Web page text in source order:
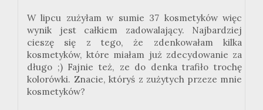
W lipcu zużyłam w sumie 37 kosmetyków więc
wynik jest całkiem zadowalający. Najbardziej
cieszę się z tego, że zdenkowałam kilka
kosmetyków, które miałam już zdecydowanie za
długo ;) Fajnie też, ze do denka trafiło trochę
kolorówki. Znacie, któryś z zużytych przeze mnie
kosmetyków?